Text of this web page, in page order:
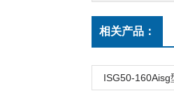
相关产品：
ISG50-160Aisg